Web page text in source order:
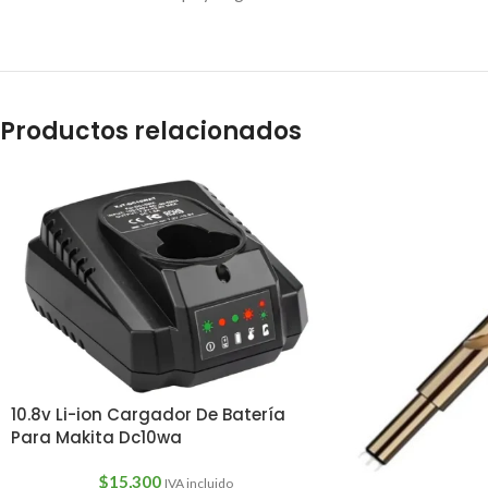
Productos relacionados
10.8v Li-ion Cargador De Batería
Para Makita Dc10wa
$15,300 IVA incluido